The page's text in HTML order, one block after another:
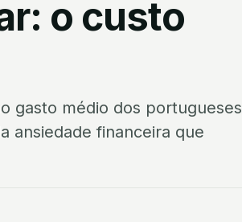
o custo
gasto médio dos portugueses
ansiedade financeira que